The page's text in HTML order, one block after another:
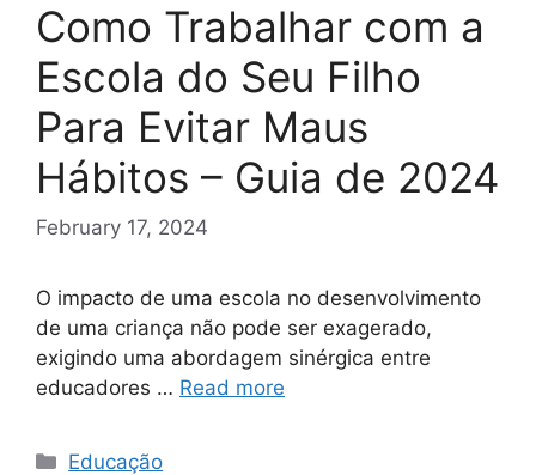
Como Trabalhar com a
Escola do Seu Filho
Para Evitar Maus
Hábitos – Guia de 2024
February 17, 2024
O impacto de uma escola no desenvolvimento
de uma criança não pode ser exagerado,
exigindo uma abordagem sinérgica entre
educadores … Read more
Categories
Educação